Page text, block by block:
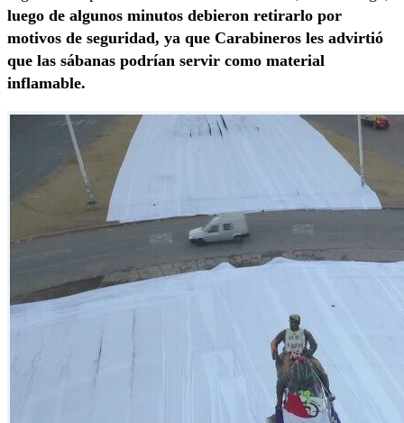
luego de algunos minutos debieron retirarlo por
motivos de seguridad, ya que Carabineros les advirtió
que las sábanas podrían servir como material
inflamable.